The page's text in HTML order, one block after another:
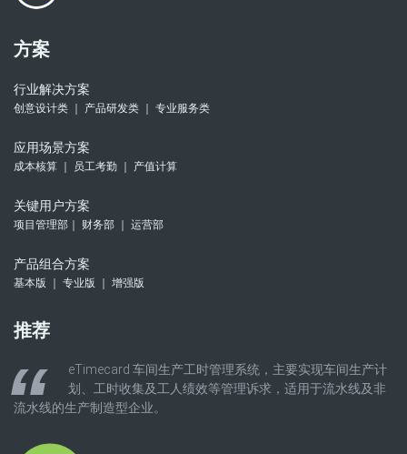
方案
行业解决方案
创意设计类 ｜ 产品研发类 ｜ 专业服务类
应用场景方案
成本核算 ｜ 员工考勤 ｜ 产值计算
关键用户方案
项目管理部｜ 财务部 ｜ 运营部
产品组合方案
基本版 ｜ 专业版 ｜ 增强版
推荐
eTimecard 车间生产工时管理系统，主要实现车间生产计
划、工时收集及工人绩效等管理诉求，适用于流水线及非
流水线的生产制造型企业。